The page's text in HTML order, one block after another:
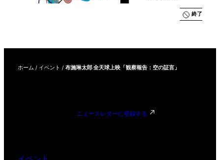
終了
ホーム / イベント / 布施琳太郎 全天球上映「観察報告：空の証言」
ニュースレターに登録する